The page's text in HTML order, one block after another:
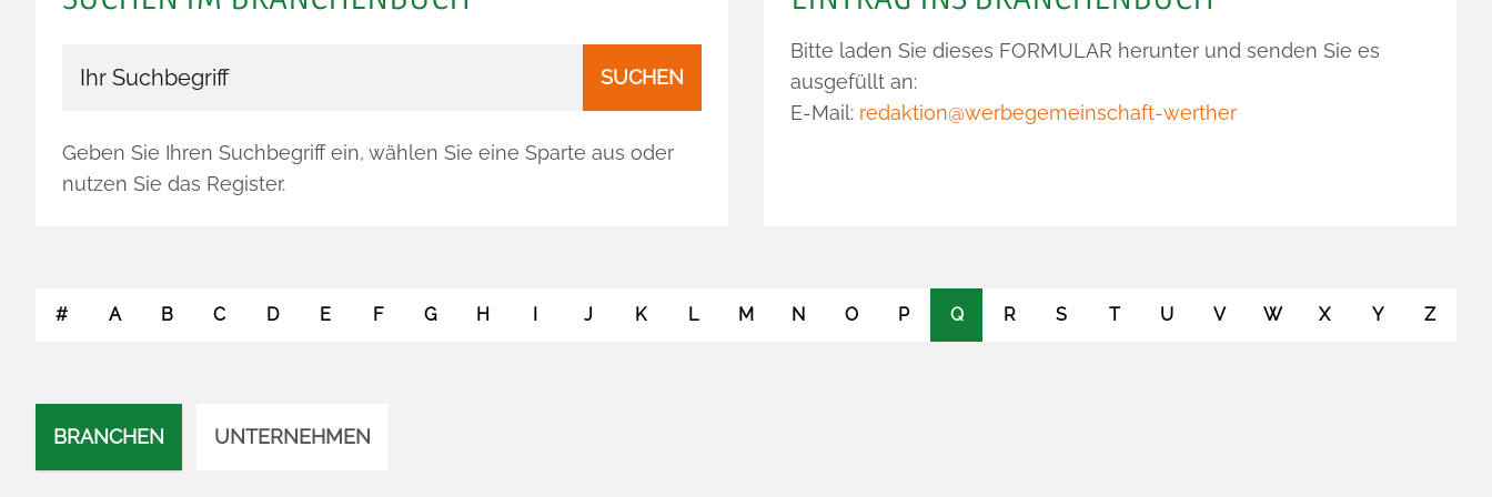
SUCHEN
Geben Sie Ihren Suchbegriff ein, wählen Sie eine Sparte aus oder
nutzen Sie das Register.
Bitte laden Sie dieses FORMULAR herunter und senden Sie es
ausgefüllt an:
E-Mail: redaktion@werbegemeinschaft-werther
# A B C D E F G H I J K L M N O P Q R S T U V W X Y Z
BRANCHEN UNTERNEHMEN